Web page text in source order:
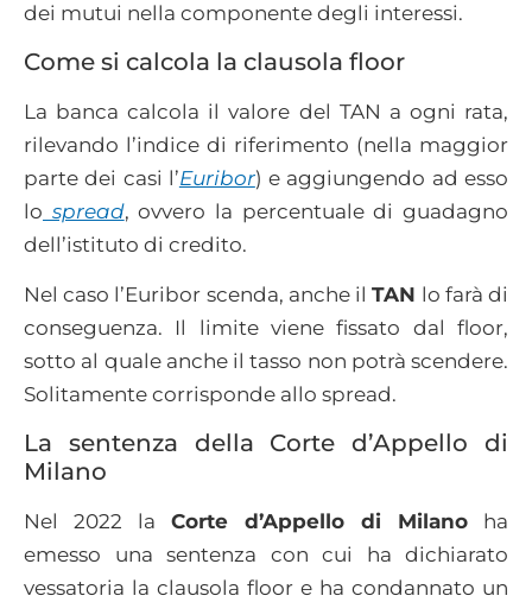
dei mutui nella componente degli interessi.
Come si calcola la clausola floor
La banca calcola il valore del TAN a ogni rata,
rilevando l’indice di riferimento (nella maggior
parte dei casi l’Euribor) e aggiungendo ad esso
lo spread, ovvero la percentuale di guadagno
dell’istituto di credito.
Nel caso l’Euribor scenda, anche ilTAN lo farà di
conseguenza. Il limite viene fissato dal floor,
sotto al quale anche il tasso non potrà scendere.
Solitamente corrisponde allo spread.
La sentenza della Corte d’Appello di
Milano
Nel 2022 la Corte d’Appello di Milano ha
emesso una sentenza con cui ha dichiarato
vessatoria la clausola floor e ha condannato un